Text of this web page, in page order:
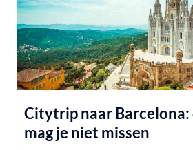
Citytrip naar Barcelona:
mag je niet missen